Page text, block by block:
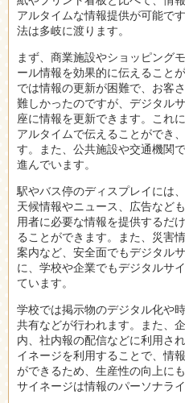
アルタイムな情報提供が可能で
法は多岐に渡ります。
まず、商業施設やショッピング
ール情報を効果的に伝えること
では情報の更新が困難で、お客
難しかったのですが、デジタル
座に情報を更新できます。これ
アルタイムで伝えることができ
す。また、公共施設や交通機関
進んでいます。
駅やバス停のディスプレイには
天候情報やニュース、広告など
用者に必要な情報を提供するだ
ることができます。また、災害
案内など、安全面でもデジタル
に、学校や企業でもデジタルサ
ています。
学校では掲示物のデジタル化や
共有などが行われます。また、
内、社内報の配信などに利用さ
イネージを利用することで、情
ができるため、生産性の向上に
サイネージは情報のパーソナラ